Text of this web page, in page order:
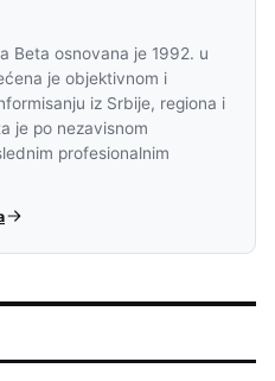
Beta osnovana je 1992. u
je objektivnom i
iz Srbije, regiona i
je po nezavisnom
profesionalnim